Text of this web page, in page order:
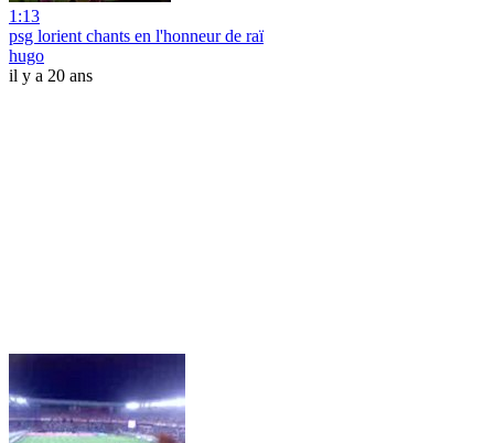
1:13
psg lorient chants en l'honneur de raï
hugo
il y a 20 ans